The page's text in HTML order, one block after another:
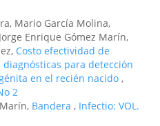
Mario García Molina,
Enrique Gómez Marín,
Costo efectividad de
para detección
en el recién nacido ,
2
Bandera , Infectio: VOL.